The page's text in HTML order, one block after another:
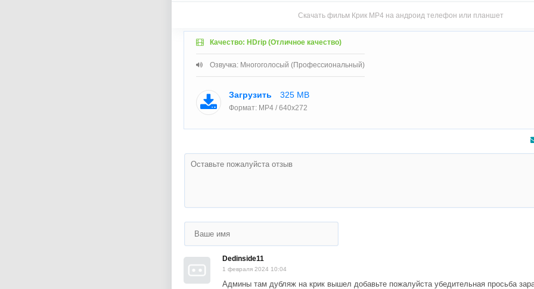
Скачать фильм Крик MP4 на андроид телефон или планшет
Качество: HDrip (Отличное качество)
Озвучка: Многоголосый (Профессиональный)
Загрузить 325 MB
Формат: MP4 / 640x272
Dedinside11
1 февраля 2024 10:04
Админы там дубляж на крик вышел добавьте пожалуйста убедительная просьба